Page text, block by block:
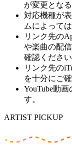
が変更とな
対応機種が
ムによって
リンク先の
や楽曲の配
確認ください
リンク先の
を十分にご
YouTube動
す。
ARTIST PICKUP